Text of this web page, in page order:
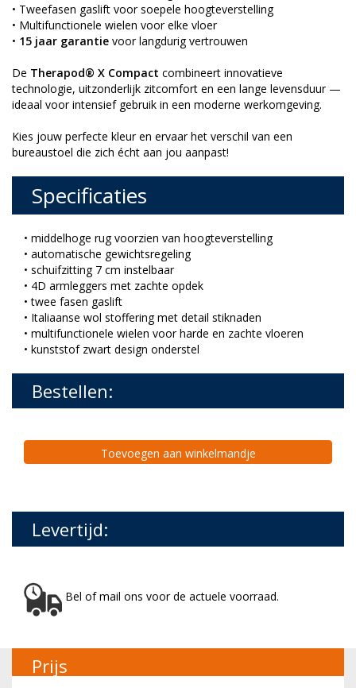
• Tweefasen gaslift voor soepele hoogteverstelling
• Multifunctionele wielen voor elke vloer
• 15 jaar garantie voor langdurig vertrouwen
De Therapod® X Compact combineert innovatieve
technologie, uitzonderlijk zitcomfort en een lange levensduur —
ideaal voor intensief gebruik in een moderne werkomgeving.
Kies jouw perfecte kleur en ervaar het verschil van een
bureaustoel die zich écht aan jou aanpast!
Specificaties
• middelhoge rug voorzien van hoogteverstelling
• automatische gewichtsregeling
• schuifzitting 7 cm instelbaar
• 4D armleggers met zachte opdek
• twee fasen gaslift
• Italiaanse wol stoffering met detail stiknaden
• multifunctionele wielen voor harde en zachte vloeren
• kunststof zwart design onderstel
Bestellen:
Toevoegen aan winkelmandje
Levertijd:
Bel of mail ons voor de actuele voorraad.
Prijs